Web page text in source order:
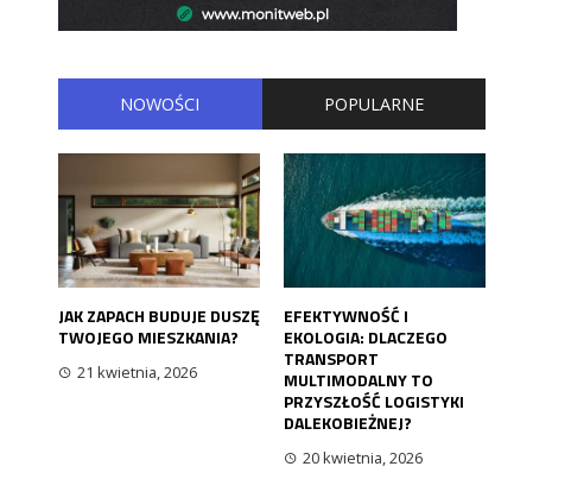
NOWOŚCI POPULARNE
JAK ZAPACH BUDUJE DUSZĘ
TWOJEGO MIESZKANIA?
21 kwietnia, 2026
EFEKTYWNOŚĆ I
EKOLOGIA: DLACZEGO
TRANSPORT
MULTIMODALNY TO
PRZYSZŁOŚĆ LOGISTYKI
DALEKOBIEŻNEJ?
20 kwietnia, 2026